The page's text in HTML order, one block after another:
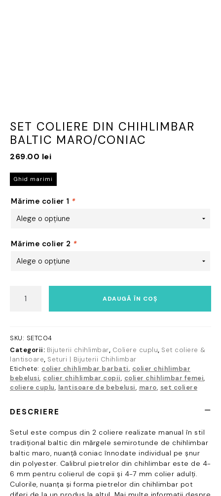
SET COLIERE DIN CHIHLIMBAR
BALTIC MARO/CONIAC
269.00 lei
Ghid marimi
Mărime colier 1 *
Mărime colier 2 *
chihlimbar
maro/coniac
ADAUGĂ ÎN COȘ
SKU: SETC04
Categorii: Bijuterii chihlimbar, Coliere cuplu, Set coliere &
lantisoare, Seturi | Bijuterii Chihlimbar
Etichete: colier chihlimbar barbati, colier chihlimbar
bebelusi, colier chihlimbar copii, colier chihlimbar femei,
coliere cuplu, lantisoare de bebelusi, maro, set coliere
DESCRIERE
Setul este compus din 2 coliere realizate manual în stil
tradițional baltic din mărgele semirotunde de chihlimbar
baltic maro, nuanță coniac înnodate individual pe șnur
din polyester. Calibrul pietrelor din chihlimbar este de 4-
6 mm pentru colierul de copii și 4-7 mm colier adulți.
Culorile, nuanța și forma pietrelor din chihlimbar pot